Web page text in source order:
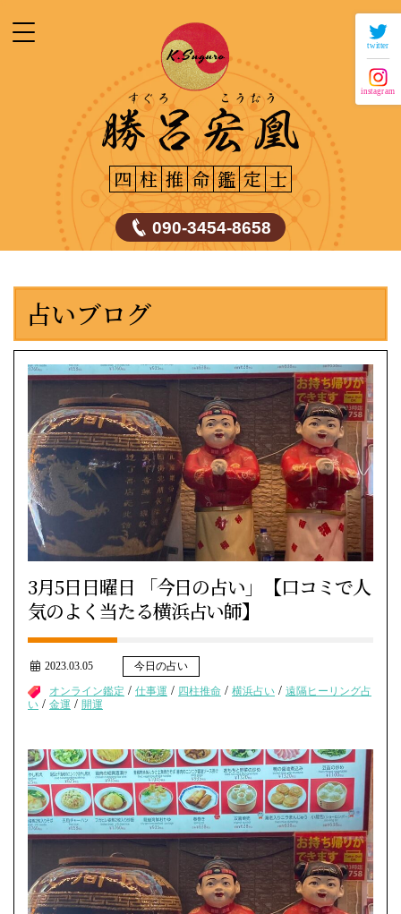
四 柱 推 命 鑑 定 士
090-3454-8658
占いブログ
3月5日日曜日 「今日の占い」【口コミで人
気のよく当たる横浜占い師】
2023.03.05
今日の占い
オンライン鑑定 / 仕事運 / 四柱推命 / 横浜占い / 遠隔ヒーリング占
い / 金運 / 開運
twitter
instagram